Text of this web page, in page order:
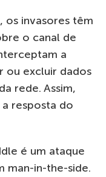
os invasores têm
o canal de
a
ou excluir dados
rede. Assim,
resposta do
é um ataque
man-in-the-side.